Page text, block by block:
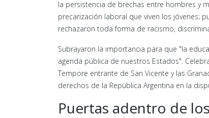
la persistencia de brechas entre hombres y
precarización laboral que viven los jóvenes;
rechazaron toda forma de racismo,
Subrayaron la importancia para que "la
agenda pública de nuestros Estados".
Tempore entrante de San Vicente y las
derechos de la República Argentina en la
Puertas adentro de